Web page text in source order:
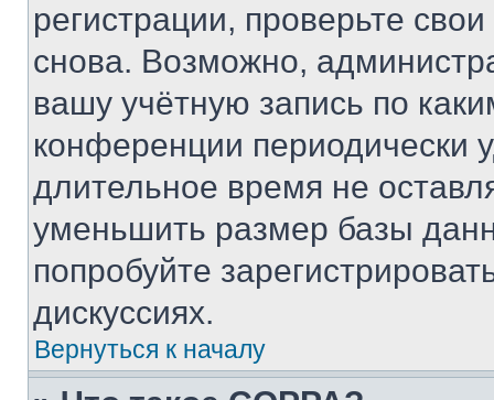
регистрации, проверьте
снова. Возможно,
вашу учётную запись по
конференции периодически
длительное время не
уменьшить размер базы
попробуйте
дискуссиях.
Вернуться к началу